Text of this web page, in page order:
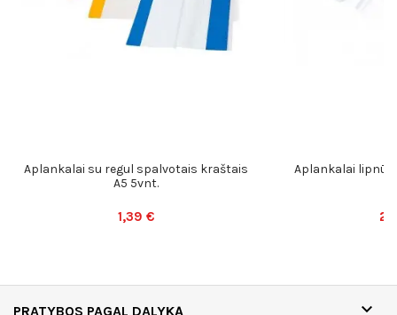
Aplankalai su regul spalvotais kraštais
A5 5vnt.
1,39 €
Aplankalai lipnūs
PRATYBOS PAGAL DALYKĄ 